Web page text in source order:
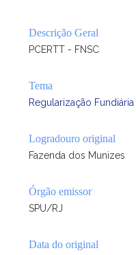
Descrição Geral
PCERTT - FNSC
Tema
Regularização Fundiária
Logradouro original
Fazenda dos Munizes
Órgão emissor
SPU/RJ
Data do original